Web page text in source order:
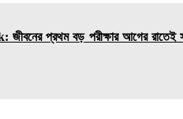
প্রথম বড় পরীক্ষার আগের রাতেই